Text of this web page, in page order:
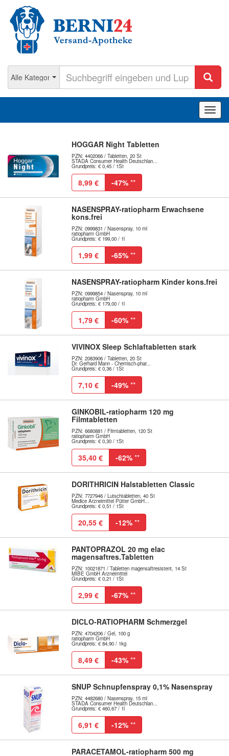
ein-/
HOGGAR Night Tabletten
PZN: 4402066 / Tabletten, 20 St
STADA Consumer Health Deutschlan...
Grundpreis: € 0,45 / 1St
8,99 € -47% **
NASENSPRAY-ratiopharm Erwachsene
kons.frei
PZN: 0999831 / Nasenspray, 10 ml
ratiopharm GmbH
Grundpreis: € 199,00 / 1l
1,99 € -65% **
NASENSPRAY-ratiopharm Kinder kons.frei
PZN: 0999854 / Nasenspray, 10 ml
ratiopharm GmbH
Grundpreis: € 179,00 / 1l
1,79 € -60% **
VIVINOX Sleep Schlaftabletten stark
PZN: 2083906 / Tabletten, 20 St
Dr. Gerhard Mann - Chemisch-phar...
Grundpreis: € 0,36 / 1St
7,10 € -49% **
GINKOBIL-ratiopharm 120 mg
Filmtabletten
PZN: 6680881 / Filmtabletten, 120 St
ratiopharm GmbH
Grundpreis: € 0,30 / 1St
35,40 € -62% **
DORITHRICIN Halstabletten Classic
PZN: 7727946 / Lutschtabletten, 40 St
Medice Arzneimittel Pütter GmbH...
Grundpreis: € 0,51 / 1St
20,55 € -12% **
PANTOPRAZOL 20 mg elac
magensaftres.Tabletten
PZN: 10021871 / Tabletten magensaftresistent, 14 St
MIBE GmbH Arzneimittel
Grundpreis: € 0,21 / 1St
2,99 € -67% **
DICLO-RATIOPHARM Schmerzgel
PZN: 4704206 / Gel, 100 g
ratiopharm GmbH
Grundpreis: € 84,90 / 1kg
8,49 € -43% **
SNUP Schnupfenspray 0,1% Nasenspray
PZN: 4482680 / Nasenspray, 15 ml
STADA Consumer Health Deutschlan...
Grundpreis: € 460,67 / 1l
6,91 € -12% **
PARACETAMOL-ratiopharm 500 mg